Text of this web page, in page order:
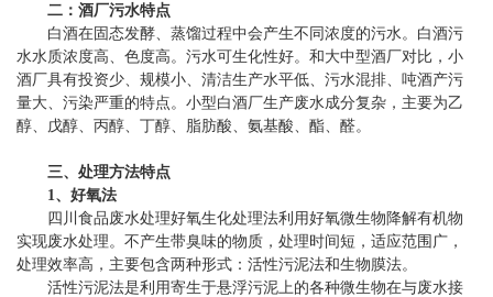
二：酒厂污水特点
白酒在固态发酵、蒸馏过程中会产生不同浓度的污水。白酒污
水水质浓度高、色度高。污水可生化性好。和大中型酒厂对比，小
酒厂具有投资少、规模小、清洁生产水平低、污水混排、吨酒产污
量大、污染严重的特点。小型白酒厂生产废水成分复杂，主要为乙
醇、戊醇、丙醇、丁醇、脂肪酸、氨基酸、酯、醛。
三、处理方法特点
1、好氧法
四川食品废水处理好氧生化处理法利用好氧微生物降解有机物
实现废水处理。不产生带臭味的物质，处理时间短，适应范围广，
处理效率高，主要包含两种形式：活性污泥法和生物膜法。
活性污泥法是利用寄生于悬浮污泥上的各种微生物在与废水接